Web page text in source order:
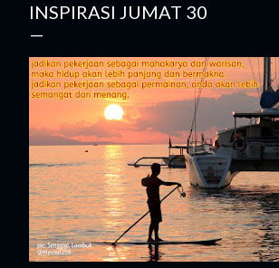
INSPIRASI JUMAT 30